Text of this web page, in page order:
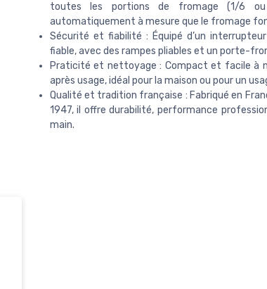
toutes les portions de fromage (1/6
automatiquement à mesure que le fromage
Sécurité et fiabilité : Équipé d’un
fiable, avec des rampes pliables et un porte-
Praticité et nettoyage : Compact et facile à
après usage, idéal pour la maison ou pour un
Qualité et tradition française : Fabriqué en
1947, il offre durabilité, performance
main.